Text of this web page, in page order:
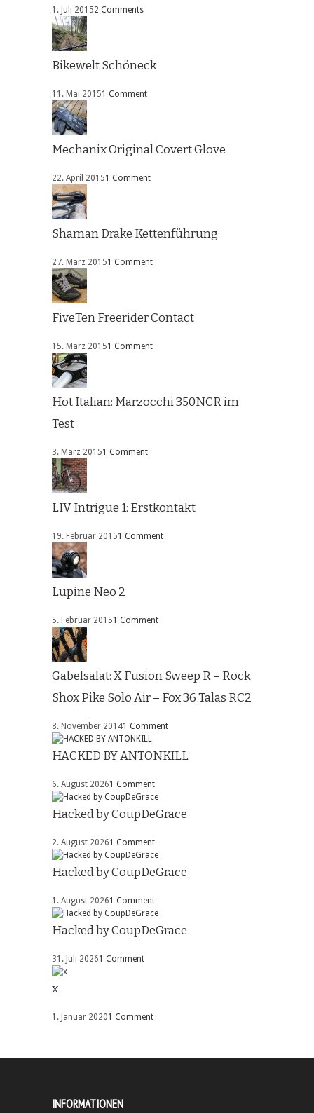
1. Juli 20152 Comments
Bikewelt Schöneck
11. Mai 20151 Comment
Mechanix Original Covert Glove
22. April 20151 Comment
Shaman Drake Kettenführung
27. März 20151 Comment
FiveTen Freerider Contact
15. März 20151 Comment
Hot Italian: Marzocchi 350NCR im
Test
3. März 20151 Comment
LIV Intrigue 1: Erstkontakt
19. Februar 20151 Comment
Lupine Neo 2
5. Februar 20151 Comment
Gabelsalat: X Fusion Sweep R – Rock
Shox Pike Solo Air – Fox 36 Talas RC2
8. November 20141 Comment
HACKED BY ANTONKILL
6. August 20261 Comment
Hacked by CoupDeGrace
2. August 20261 Comment
Hacked by CoupDeGrace
1. August 20261 Comment
Hacked by CoupDeGrace
31. Juli 20261 Comment
x
1. Januar 20201 Comment
INFORMATIONEN